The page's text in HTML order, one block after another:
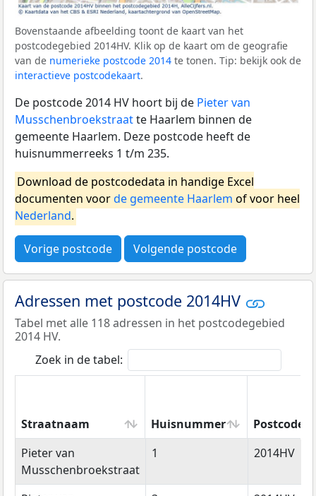
Bovenstaande afbeelding toont de kaart van het
postcodegebied 2014HV. Klik op de kaart om de geografie
van de numerieke postcode 2014 te tonen. Tip: bekijk ook de
interactieve postcodekaart.
De postcode 2014 HV hoort bij de Pieter van
Musschenbroekstraatte Haarlem binnen de
gemeente Haarlem. Deze postcode heeft de
huisnummerreeks 1 t/m 235.
Download de postcodedata in handige Excel
documenten voorde gemeente Haarlem of voor heel
Nederland.
Vorige postcode Volgende postcode
Adressen met postcode 2014HV
Tabel met alle 118 adressen in het postcodegebied
2014 HV.
Zoek in de tabel:
Straatnaam Huisnummer
Postcode
Straatnaam
Huisnummer Postcode
Pieter van
Musschenbroekstraat
1 2014HV